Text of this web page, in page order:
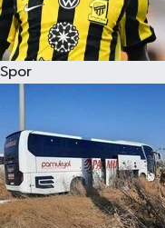
Spor
Kadın
Kim kimdir?
Sağlık
Siyaset